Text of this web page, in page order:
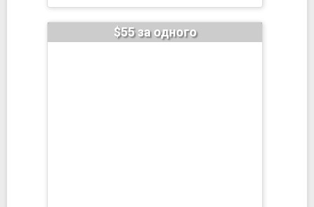
$55 за одного